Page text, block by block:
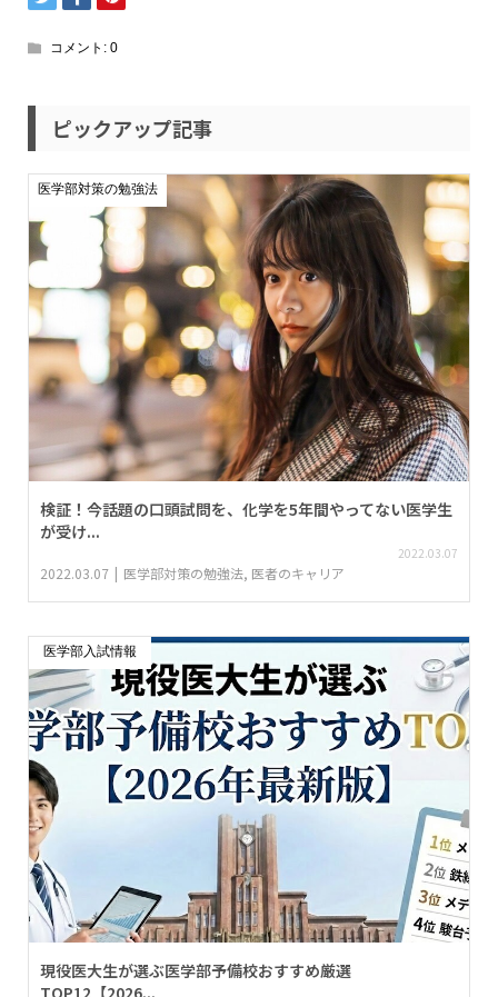
コメント: 0
ピックアップ記事
医学部対策の勉強法
検証！今話題の口頭試問を、化学を5年間やってない医学生
が受け...
2022.03.07
2022.03.07 医学部対策の勉強法, 医者のキャリア
医学部入試情報
現役医大生が選ぶ医学部予備校おすすめ厳選